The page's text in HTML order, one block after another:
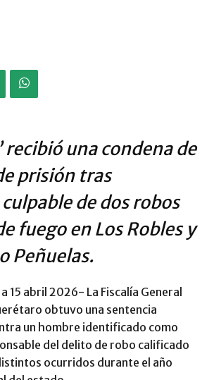
recibió una condena de
prisión tras
de dos robos
fuego en Los Robles y
Peñuelas.
15 abril 2026- La Fiscalía General
obtuvo una sentencia
un hombre identificado como
del delito de robo calificado
ocurridos durante el año